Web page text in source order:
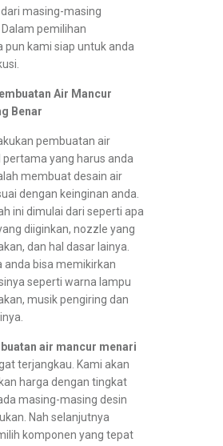
masing-masing
pemilihan
pun kami siap untuk anda
Air Mancur
Benar
pembuatan air
pertama yang harus anda
membuat desain air
dengan keinginan anda.
ini dimulai dari seperti apa
diiginkan, nozzle yang
dan hal dasar lainya.
anda bisa memikirkan
seperti warna lampu
musik pengiring dan
air mancur menari
terjangkau. Kami akan
harga dengan tingkat
masing-masing desin
Nah selanjutnya
komponen yang tepat